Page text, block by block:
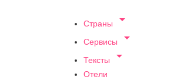
Страны 
Сервисы 
Тексты 
Отели